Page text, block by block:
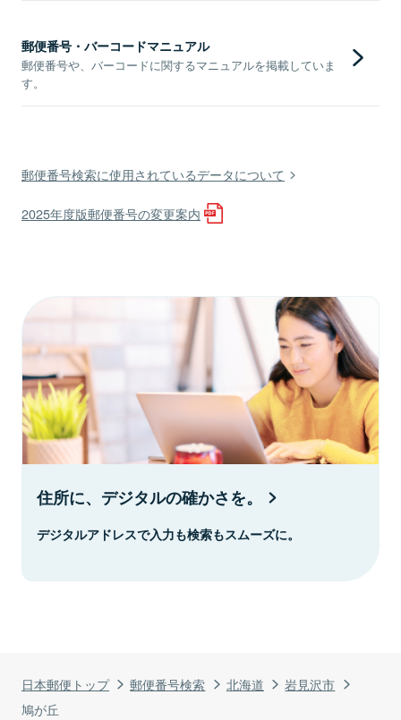
日本郵便トップ 郵便番号検索 北海道
岩見沢市
鳩が丘
郵便番号・バーコードマニュアル
郵便番号や、バーコードに関するマニュアルを掲載していま
す。
郵便番号検索に使用されているデータについて
2025年度版郵便番号の変更案内
住所に、デジタルの確かさを。
デジタルアドレスで入力も検索もスムーズに。